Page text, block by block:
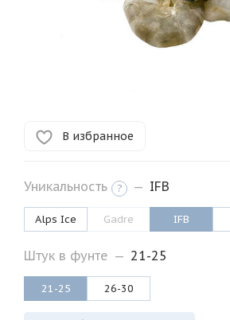
В избранное
Уникальность ? — IFB
Alps Ice Gadre IFB
Штук в фунте — 21-25
21-25 26-30